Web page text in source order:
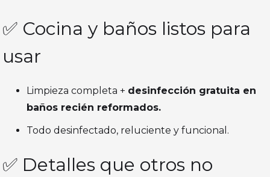
✅ Cocina y baños listos para
usar
Limpieza completa + desinfección gratuita en
baños recién reformados.
Todo desinfectado, reluciente y funcional.
✅ Detalles que otros no